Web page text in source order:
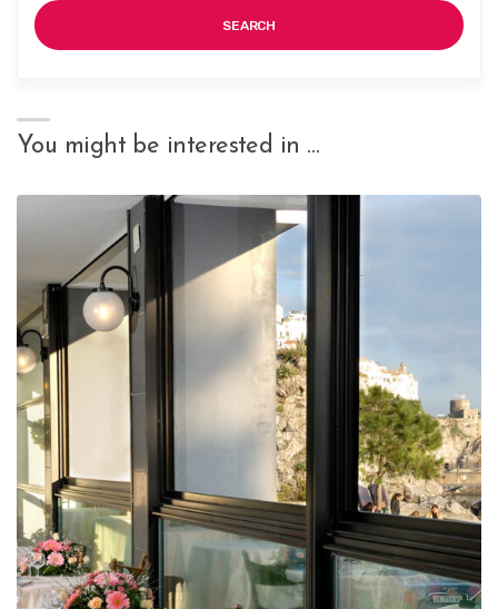
SEARCH
You might be interested in …